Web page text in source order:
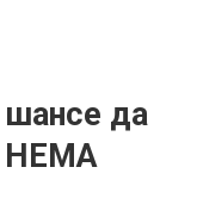
шансе да
НЕМА